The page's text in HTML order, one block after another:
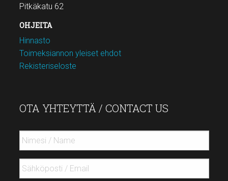
Pitkäkatu 62
OHJEITA
Hinnasto
Toimeksiannon yleiset ehdot
Rekisteriseloste
OTA YHTEYTTÄ / CONTACT US